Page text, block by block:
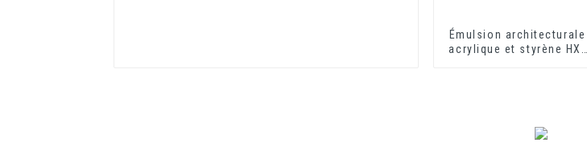
Émulsion architecturale
acrylique et styrène HX-